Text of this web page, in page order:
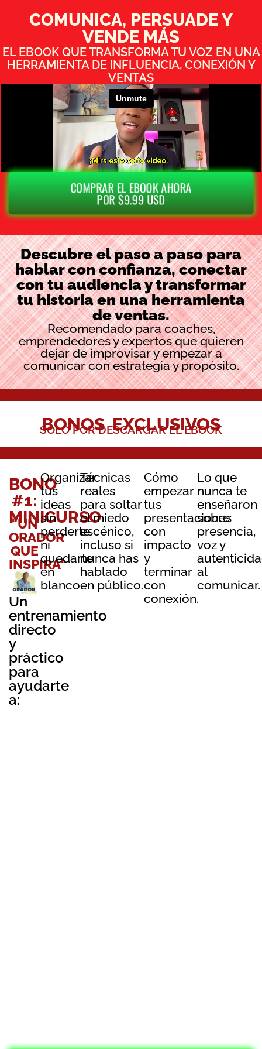
COMUNICA, PERSUADE Y
VENDE MÁS
EL EBOOK QUE TRANSFORMA TU VOZ EN UNA
HERRAMIENTA DE INFLUENCIA, CONEXIÓN Y
VENTAS
COMPRAR EL EBOOK AHORA
POR $9.99 USD
Descubre el paso a paso para
hablar con confianza, conectar
con tu audiencia y transformar
tu historia en una herramienta
de ventas.
Recomendado para coaches,
emprendedores y expertos que quieren
dejar de improvisar y empezar a
comunicar con estrategia y propósito.
BONOS EXCLUSIVOS
SOLO POR DESCARGAR EL EBOOK
BONO
#1:
MINICURSO
"UN
ORADOR
QUE
INSPIRA"
Un
entrenamiento
directo
y
práctico
para
ayudarte
a:
Organizar
tus
ideas
sin
perderte
ni
quedarte
en
blanco.
Técnicas
reales
para soltar
el miedo
escénico,
incluso si
nunca has
hablado
en público.
Cómo
empezar
tus
presentaciones
con
impacto
y
terminar
con
conexión.
Lo que
nunca te
enseñaron
sobre
presencia,
voz y
al
comunicar.